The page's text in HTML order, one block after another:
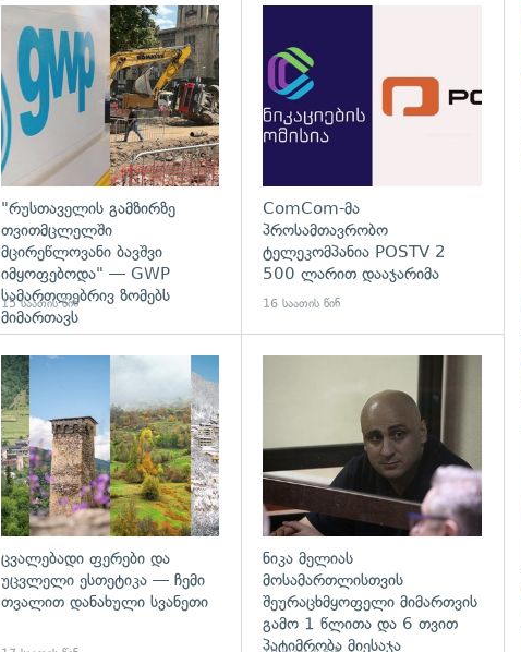
"რუსთაველის გამზირზე
თვითმცლელში
მცირეწლოვანი ბავშვი
იმყოფებოდა" — GWP
სამართლებრივ ზომებს
მიმართავს
15 საათის წინ
ComCom-მა
პროსამთავრობო
ტელეკომპანია POSTV 2
500 ლარით დააჯარიმა
16 საათის წინ
ცვალებადი ფერები და
უცვლელი ესთეტიკა — ჩემი
თვალით დანახული სვანეთი
ნიკა მელიას
მოსამართლისთვის
შეურაცხმყოფელი მიმართვის
გამო 1 წლითა და 6 თვით
პატიმრობა მიესაჯა